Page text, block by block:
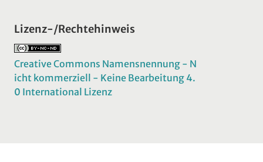
Lizenz-/Rechtehinweis
Creative Commons Namensnennung - N
icht kommerziell - Keine Bearbeitung 4.
0 International Lizenz